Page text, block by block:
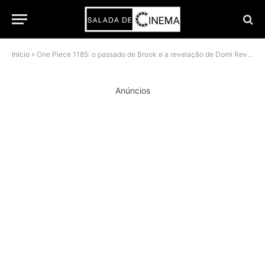
Início » One Piece 1185: o passado de Brook e a revelação de Domi Reversi explicados
Anúncios